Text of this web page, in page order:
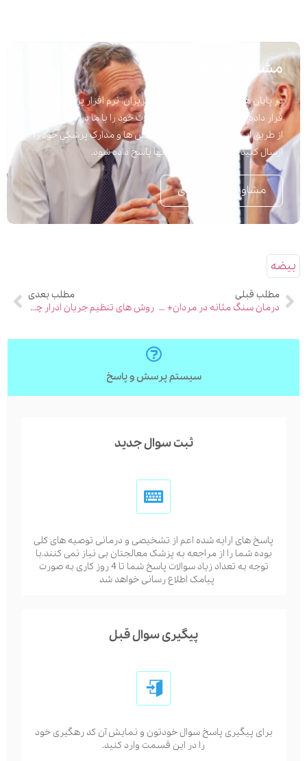
مشاوره پزشکی
در پایان هر مقاله برای راحتی شما عزیزان، نرم افزار پرسش و پاسخ
قرار داده شده است تا به راحتی سوالات خود را با ما در میان بگذارید.
از طریق این نرم افزار می توانید پرسش ها و مدارک پزشکی خود را
ارسال کنید تا در اسرع وقت به آنها پاسخ داده شود.
مشاوره تلفنی فوری
بیضه
مطلب قبلی
درمان سنگ مثانه در مردان+ عکس
مطلب بعدی
روش های تنظیم جریان ادرار چیست؟ (5 مورد)
سیستم پرسش و پاسخ
ثبت سوال جدید
پاسخ های ارایه شده اعم از تشخیصی و درمانی توصیه های کلی
بوده شما را از مراجعه به پزشک معالجتان بی نیاز نمی کنند.با
توجه به تعداد زیاد سوالات پاسخ شما تا 4 روز کاری به صورت
پیامک اطلاع رسانی خواهد شد
پیگیری سوال قبل
برای پیگیری پاسخ سوال خودتون و نمایش آن کد رهگیری خود
را در این قسمت وارد کنید.